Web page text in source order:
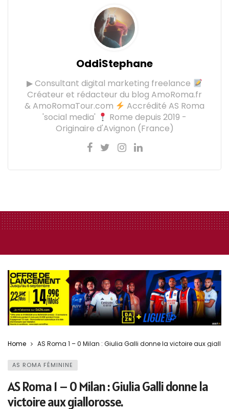
OddiStephane
▶ Consultant digital marketing freelance
Créateur et rédacteur du blog AmoRoma.fr
& AmoRomaTour.com
Accrédité AS Roma
'social media'
Rome depuis 2019 -
Originaire d'Avignon (France)
Home AS Roma 1 – 0 Milan : Giulia Galli donne la victoire aux
AS ROMA FÉMININE
AS Roma 1 – 0 Milan : Giulia Galli donne la
victoire aux giallorosse.